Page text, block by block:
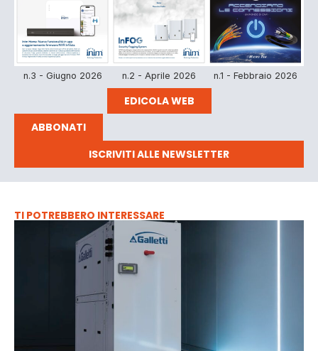
n.3 - Giugno 2026 n.2 - Aprile 2026 n.1 - Febbraio 2026
EDICOLA WEB
ABBONATI
ISCRIVITI ALLE NEWSLETTER
TI POTREBBERO INTERESSARE